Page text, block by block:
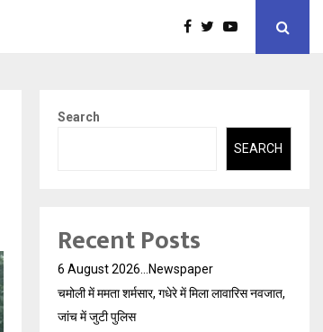
Search
SEARCH
Recent Posts
6 August 2026…Newspaper
चमोली में ममता शर्मसार, गधेरे में मिला लावारिस नवजात,
जांच में जुटी पुलिस